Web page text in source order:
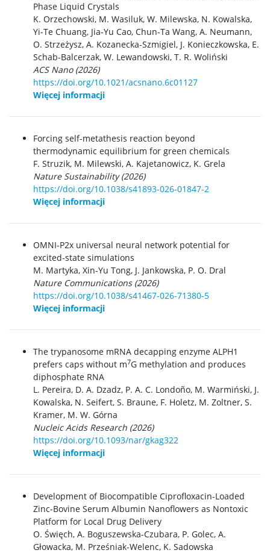
Phase Liquid Crystals
K. Orzechowski, M. Wasiluk, W. Milewska, N. Kowalska,
Yi-Te Chuang, Jia-Yu Cao, Chun-Ta Wang, A. Neumann,
O. Strzeżysz, A. Kozanecka-Szmigiel, J. Konieczkowska, E.
Schab-Balcerzak, W. Lewandowski, T. R. Woliński
ACS Nano (2026)
https://doi.org/10.1021/acsnano.6c01127
Więcej informacji
Forcing self-metathesis reaction beyond
thermodynamic equilibrium for green chemicals
F. Struzik, M. Milewski, A. Kajetanowicz, K. Grela
Nature Sustainability (2026)
https://doi.org/10.1038/s41893-026-01847-2
Więcej informacji
OMNI-P2x universal neural network potential for
excited-state simulations
M. Martyka, Xin-Yu Tong, J. Jankowska, P. O. Dral
Nature Communications (2026)
https://doi.org/10.1038/s41467-026-71380-5
Więcej informacji
The trypanosome mRNA decapping enzyme ALPH1
prefers caps without m7G methylation and produces
diphosphate RNA
L. Pereira, D. A. Dzadz, P. A. C. Londoño, M. Warmiński, J.
Kowalska, N. Seifert, S. Braune, F. Holetz, M. Zoltner, S.
Kramer, M. W. Górna
Nucleic Acids Research (2026)
https://doi.org/10.1093/nar/gkag322
Więcej informacji
Development of Biocompatible Ciprofloxacin-Loaded
Zinc-Bovine Serum Albumin Nanoflowers as Nontoxic
Platform for Local Drug Delivery
O. Święch, A. Boguszewska-Czubara, P. Golec, A.
Głowacka, M. Prześniak-Welenc, K. Sadowska